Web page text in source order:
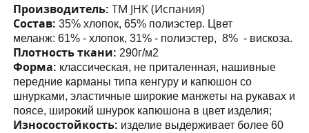
Производитель:ТМ JHK (Испания)
Состав: 35% хлопок, 65% полиэстер. Цвет
меланж:61% - хлопок, 31% - полиэстер, 8% - вискоза.
Плотность ткани: 290г/м2
Форма: классическая, не приталенная, нашивные
передние карманытипа кенгуру и капюшон со
шнурками, эластичные широкие манжеты на рукавах и
поясе, широкий шнурок капюшона в цвет изделия;
Износостойкость: изделие выдерживает более 60